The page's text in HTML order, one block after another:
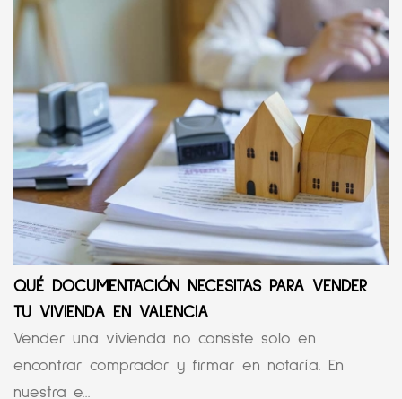
QUÉ DOCUMENTACIÓN NECESITAS PARA VENDER
TU VIVIENDA EN VALENCIA
Vender una vivienda no consiste solo en
encontrar comprador y firmar en notaría. En
nuestra e...